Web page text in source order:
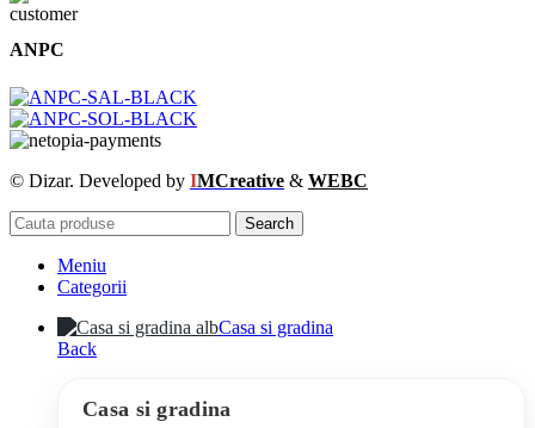
ANPC
© Dizar. Developed by IMCreative & WEBC
Search
Meniu
Categorii
Casa si gradina
Back
Casa si gradina